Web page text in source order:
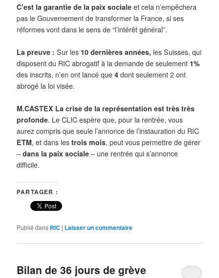
C’est la garantie de la paix sociale et cela n’empêchera
pas le Gouvernement de transformer la France, si ses
réformes vont dans le sens de “l’intérêt général”.
La preuve : Sur les 10 dernières années, les Suisses, qui
disposent du RIC abrogatif à la demande de seulement 1%
des inscrits, n’en ont lancé que 4dont seulement 2 ont
abrogé la loi visée.
M.CASTEX La crise de la représentation esttrès très
profonde. Le CLIC espère que, pour la rentrée, vous
aurez compris queseule l’annonce de l’instauration du RIC
ETM, et dans les trois mois, peut vous permettre de gérer
–dans la paix sociale – une rentrée qui s’annonce
difficile.
PARTAGER :
Publié dans RIC | Laisser un commentaire
Bilan de 36 jours de grève